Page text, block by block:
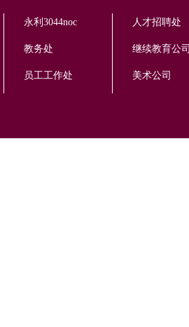
永利3044noc
教务处
员工工作处
人才招聘处
继续教育公司
美术公司